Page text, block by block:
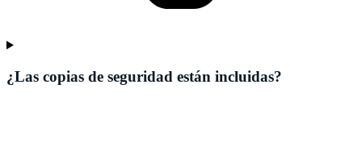
¿Las copias de seguridad están incluidas?